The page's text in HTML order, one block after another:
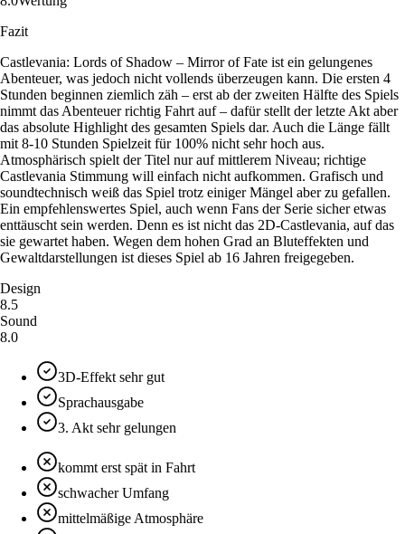
Fazit
Castlevania: Lords of Shadow – Mirror of Fate ist ein gelungenes
Abenteuer, was jedoch nicht vollends überzeugen kann. Die ersten 4
Stunden beginnen ziemlich zäh – erst ab der zweiten Hälfte des Spiels
nimmt das Abenteuer richtig Fahrt auf – dafür stellt der letzte Akt aber
das absolute Highlight des gesamten Spiels dar. Auch die Länge fällt
mit 8-10 Stunden Spielzeit für 100% nicht sehr hoch aus.
Atmosphärisch spielt der Titel nur auf mittlerem Niveau; richtige
Castlevania Stimmung will einfach nicht aufkommen. Grafisch und
soundtechnisch weiß das Spiel trotz einiger Mängel aber zu gefallen.
Ein empfehlenswertes Spiel, auch wenn Fans der Serie sicher etwas
enttäuscht sein werden. Denn es ist nicht das 2D-Castlevania, auf das
sie gewartet haben. Wegen dem hohen Grad an Bluteffekten und
Gewaltdarstellungen ist dieses Spiel ab 16 Jahren freigegeben.
Design
8.5
Sound
8.0
3D-Effekt sehr gut
Sprachausgabe
3. Akt sehr gelungen
kommt erst spät in Fahrt
schwacher Umfang
mittelmäßige Atmosphäre